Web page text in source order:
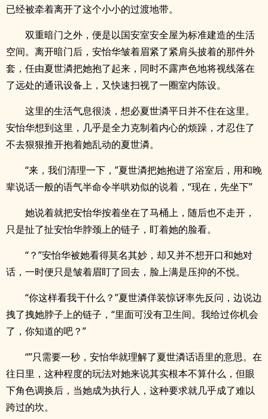
已经被牵着离开了这个小小的过渡地带。
双重暗门之外，便是以国安室安全屋为标准建造的生活
空间。离开暗门后，安怡华皱着眉紧了紧肩头披着的那件外
套，任由夏世潾把她抱了起来，同时不露声色地将视线落在
了远处的通讯设备上，又快速扫视了一圈室内陈设。
这里的生活气息很淡，想必夏世潾平日并不住在这里。
安怡华想到这里，几乎是全力克制着内心的烦躁，才忍住了
不去狠狠推开抱着她乱动的夏世潾。
“来，我们清理一下，”夏世潾把她抱进了浴室后，用和晚
辈说话一般的语气半命令半哄劝似的说着，“现在，先坐下”
她说着就把安怡华按着坐在了马桶上，随后也不走开，
只是扯了扯安怡华脖颈上的链子，盯着她的脸看。
“？”安怡华被她看得莫名其妙，却又并不想开口和她对
话，一时便只是皱着眉盯了回去，脸上满是压抑的不悦。
“你这样看我干什么？”夏世潾佯装惊讶率先反问，边说边
拽了拽她脖子上的链子，“里面可没有卫生间。我给过你机会
了，你知道的吧？”
“”只需要一秒，安怡华就理解了夏世潾话语里的意思。在
往日里，这种程度的玩法对她来说其实根本不算什么，但眼
下角色调换后，当她成为执行人，这种要求就几乎成了难以
跨过的坎。